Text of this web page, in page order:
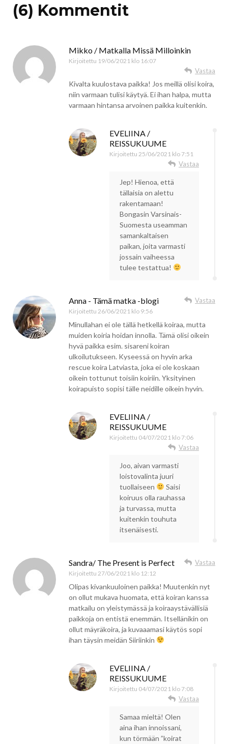
(6) Kommentit
Mikko / Matkalla Missä Milloinkin
Kirjoitettu 19/06/2021 klo 16:07
Vastaa
Kivalta kuulostava paikka! Jos meillä olisi koira,
niin varmaan tulisi käytyä. Ei ihan halpa, mutta
varmaan hintansa arvoinen paikka kuitenkin.
EVELIINA /
REISSUKUUME
Kirjoitettu 25/06/2021 klo 7:51
Vastaa
Jep! Hienoa, että
tällaisia on alettu
rakentamaan!
Bongasin Varsinais-
Suomesta useamman
samankaltaisen
paikan, joita varmasti
jossain vaiheessa
tulee testattua!
Anna - Tämä matka -blogi
Kirjoitettu 26/06/2021 klo 9:56
Vastaa
Minullahan ei ole tällä hetkellä koiraa, mutta
muiden koiria hoidan innolla. Tämä olisi oikein
hyvä paikka esim. sisareni koiran
ulkoilutukseen. Kyseessä on hyvin arka
rescue koira Latviasta, joka ei ole koskaan
oikein tottunut toisiin koiriin. Yksityinen
koirapuisto sopisi tälle neidille oikein hyvin.
EVELIINA /
REISSUKUUME
Kirjoitettu 04/07/2021 klo 7:06
Vastaa
Joo, aivan varmasti
loistovalinta juuri
tuollaiseen
Saisi
koiruus olla rauhassa
ja turvassa, mutta
kuitenkin touhuta
itsenäisesti.
Sandra/ The Present is Perfect
Kirjoitettu 27/06/2021 klo 12:12
Vastaa
Olipas kivankuuloinen paikka! Muutenkin nyt
on ollut mukava huomata, että koiran kanssa
matkailu on yleistymässä ja koiraaystävällisiä
paikkoja on entistä enemmän. Itsellänikin on
ollut mäyräkoira, ja kuvaaamasi käytös sopi
ihan täysin meidän Siiriinkin
EVELIINA /
REISSUKUUME
Kirjoitettu 04/07/2021 klo 7:08
Vastaa
Samaa mieltä! Olen
aina ihan innoissani,
kun törmään ”koirat